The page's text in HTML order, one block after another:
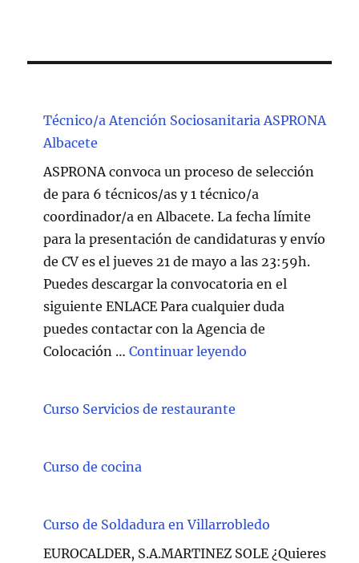
Técnico/a Atención Sociosanitaria ASPRONA
Albacete
ASPRONA convoca un proceso de selección
de para 6 técnicos/as y 1 técnico/a
coordinador/a en Albacete. La fecha límite
para la presentación de candidaturas y envío
de CV es el jueves 21 de mayo a las 23:59h.
Puedes descargar la convocatoria en el
siguiente ENLACE Para cualquier duda
puedes contactar con la Agencia de
Colocación …Continuar leyendo
Curso Servicios de restaurante
Curso de cocina
Curso de Soldadura en Villarrobledo
EUROCALDER, S.A.MARTINEZ SOLE ¿Quieres